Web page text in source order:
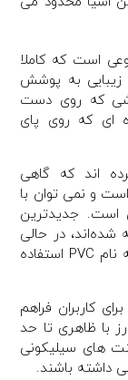
است که کاملا
زیبایی به پوشش
که روی دست
ای که روی پای
اند که گاهی
و نمی توان با
است. جدیدترین
شده‌اند، در حالی
که سبک‌های قدیمی‌تر اغلب از نوعی وینیل به نام PVC استفاده
کاربران فراهم
با ظاهری تا حد
های سیلیکونی
داشته باشند.